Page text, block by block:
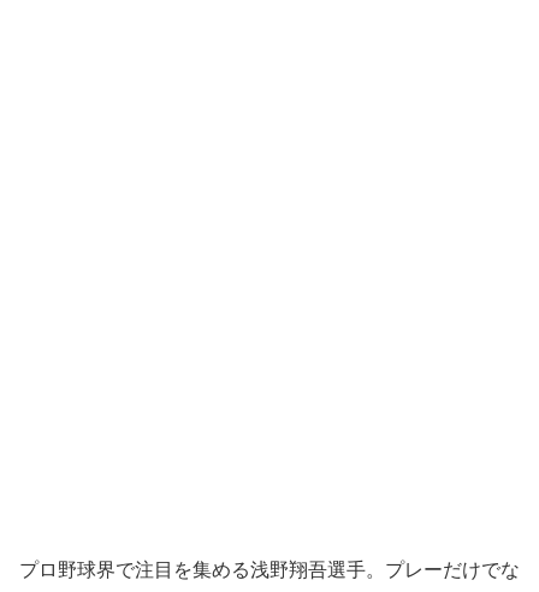
プロ野球界で注目を集める浅野翔吾選手。プレーだけでな